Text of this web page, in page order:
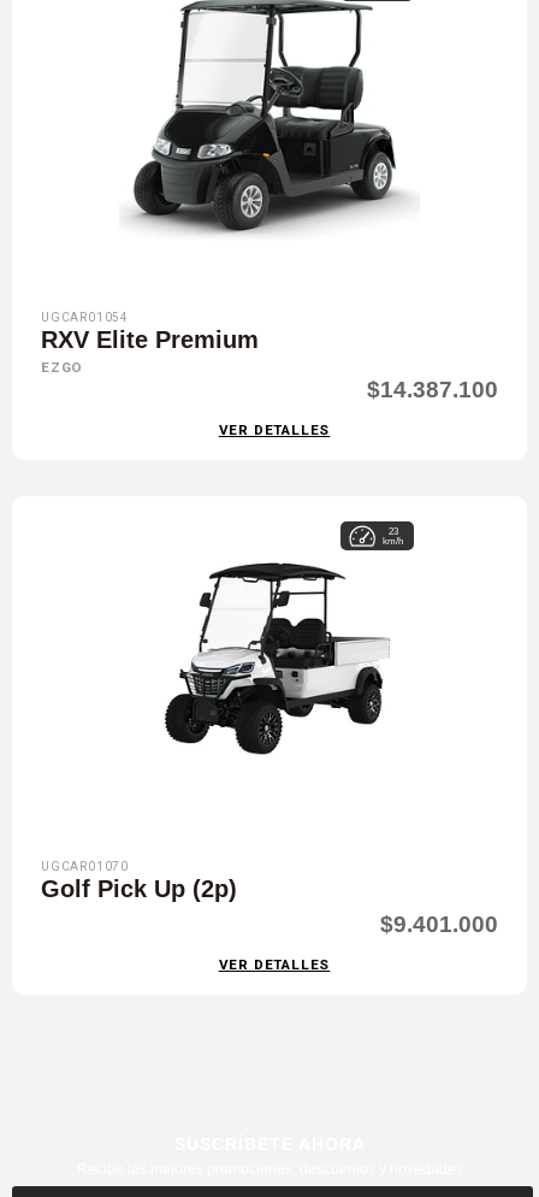
UGCAR01054
RXV Elite Premium
EZGO
$14.387.100
VER DETALLES
23
km/h
UGCAR01070
Golf Pick Up (2p)
$9.401.000
VER DETALLES